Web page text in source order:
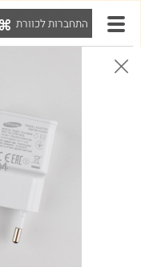
התחברות לכוורת
הבהרה: בי.דילז הינה פלטפורמה